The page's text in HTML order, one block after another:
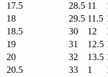
17.5
28.5 11
18
29.5 11.5
18.5
30 12
19
31 12.5
20
32 13.5
20.5
33 1